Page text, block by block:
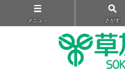
メニュ－ さがす